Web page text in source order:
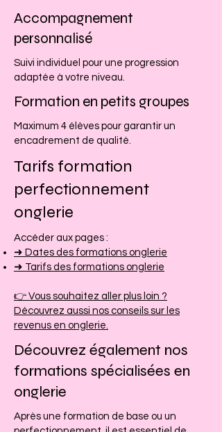
Accompagnement
personnalisé
Suivi individuel pour une progression
adaptée à votre niveau.
Formation en petits groupes
Maximum 4 élèves pour garantir un
encadrement de qualité.
Tarifs formation
perfectionnement
onglerie
Accéder aux pages :
➜ Dates des formations onglerie
➜ Tarifs des formations onglerie
👉 Vous souhaitez aller plus loin ?
Découvrez aussi nos conseils sur les
revenus en onglerie.
Découvrez également nos
formations spécialisées en
onglerie
Après une formation de base ou un